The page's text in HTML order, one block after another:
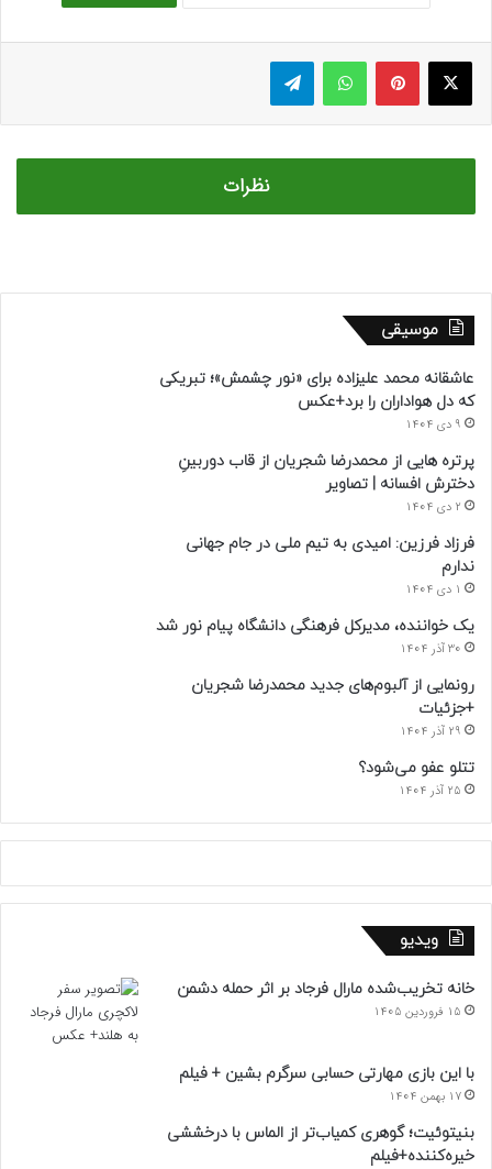
ایکس پینتریستواتس آپ تلگرام
نظرات
موسیقی
عاشقانه محمد علیزاده برای «نور چشمش»؛ تبریکی
که دل هواداران را برد+عکس
9 دی 1404
پرتره هایی از محمدرضا شجریان از قاب دوربینِ
دخترش افسانه | تصاویر
2 دی 1404
فرزاد فرزین: امیدی به تیم ملی در جام جهانی
ندارم
1 دی 1404
یک خواننده، مدیرکل فرهنگی دانشگاه پیام نور شد
30 آذر 1404
رونمایی از آلبوم‌های جدید محمدرضا شجریان
+جزئیات
29 آذر 1404
تتلو عفو می‌شود؟
25 آذر 1404
ویدیو
خانه تخریب‌شده مارال فرجاد بر اثر حمله دشمن
15 فروردین 1405
با این بازی مهارتی حسابی سرگرم بشین + فیلم
17 بهمن 1404
بنیتوئیت؛ گوهری کمیاب‌تر از الماس با درخششی
خیره‌کننده+فیلم